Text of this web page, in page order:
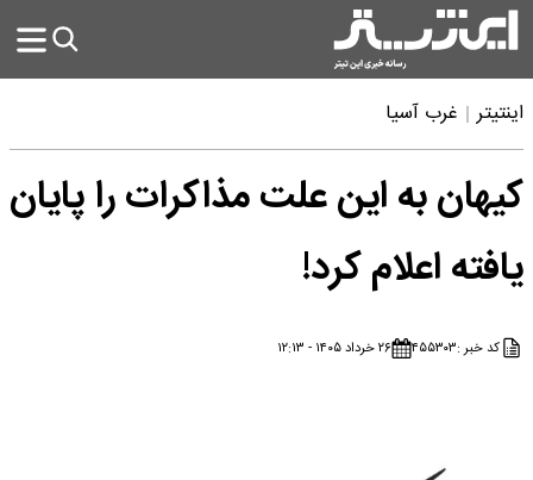
اینتیتر غرب آسیا
کیهان به این علت مذاکرات را پایان
یافته اعلام کرد!
کد خبر :۴۵۵۳۰۳ ۲۶ خرداد ۱۴۰۵ - ۱۲:۱۳